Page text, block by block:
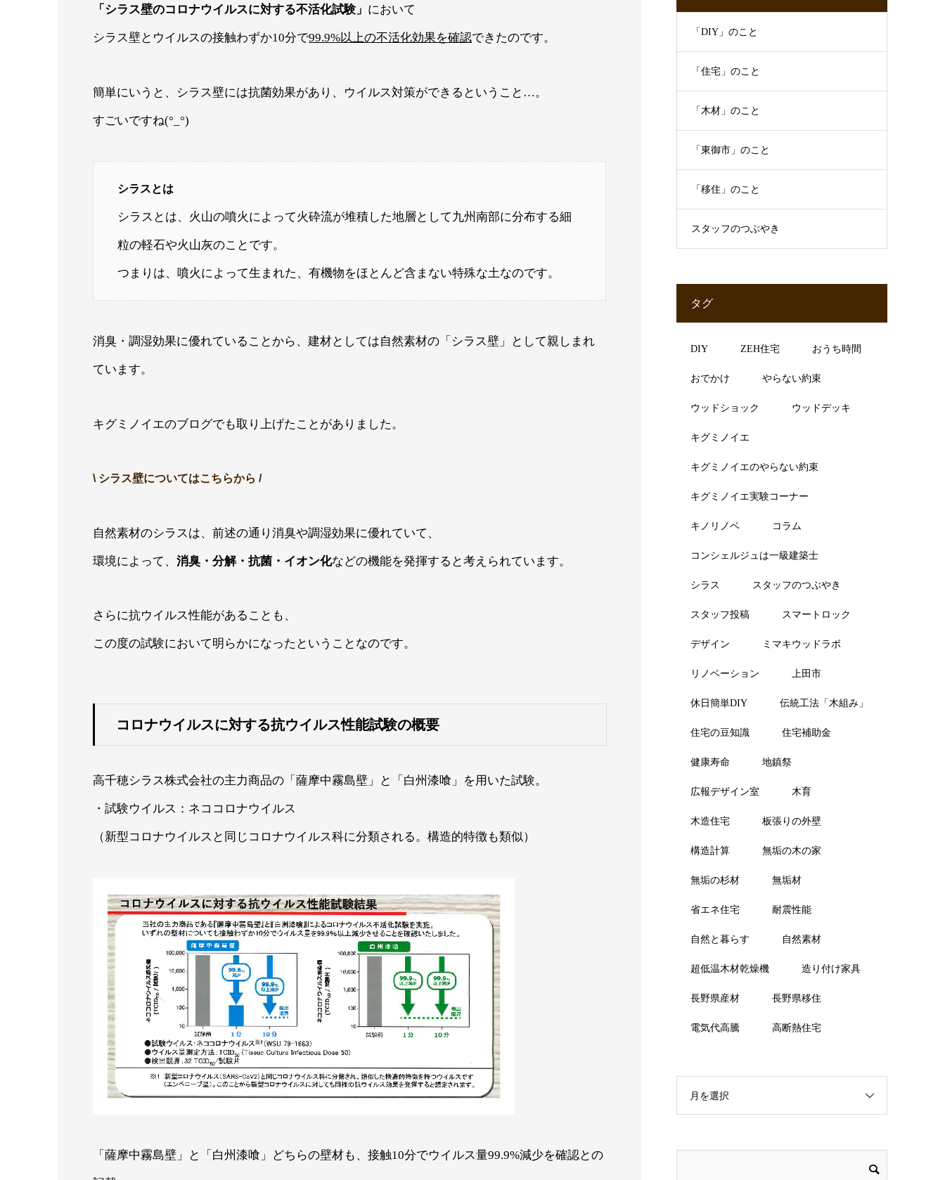
「シラス壁のコロナウイルスに対する不活化試験」 において
シラス壁とウイルスの接触わずか10分で99.9%以上の不活化効果を確認できたのです。
簡単にいうと、シラス壁には抗菌効果があり、ウイルス対策ができるということ…。
すごいですね(°_°)
シラスとは
シラスとは、火山の噴火によって火砕流が堆積した地層として九州南部に分布する細
粒の軽石や火山灰のことです。
つまりは、噴火によって生まれた、有機物をほとんど含まない特殊な土なのです。
消臭・調湿効果に優れていることから、建材としては自然素材の「シラス壁」として親しまれ
ています。
キグミノイエのブログでも取り上げたことがありました。
\ シラス壁についてはこちらから /
自然素材のシラスは、前述の通り消臭や調湿効果に優れていて、
環境によって、 消臭・分解・抗菌・イオン化などの機能を発揮すると考えられています。
さらに抗ウイルス性能があることも、
この度の試験において明らかになったということなのです。
コロナウイルスに対する抗ウイルス性能試験の概要
高千穂シラス株式会社の主力商品の「薩摩中霧島壁」と「白州漆喰」を用いた試験。
・試験ウイルス：ネココロナウイルス
（新型コロナウイルスと同じコロナウイルス科に分類される。構造的特徴も類似）
「薩摩中霧島壁」と「白州漆喰」どちらの壁材も、接触10分でウイルス量99.9%減少を確認との
「DIY」のこと
「住宅」のこと
「木材」のこと
「東御市」のこと
「移住」のこと
スタッフのつぶやき
タグ
DIY ZEH住宅 おうち時間
おでかけ やらない約束
ウッドショック ウッドデッキ
キグミノイエ
キグミノイエのやらない約束
キグミノイエ実験コーナー
キノリノベ コラム
コンシェルジュは一級建築士
シラス スタッフのつぶやき
スタッフ投稿 スマートロック
デザイン ミマキウッドラボ
リノベーション 上田市
休日簡単DIY 伝統工法「木組み」
住宅の豆知識 住宅補助金
健康寿命 地鎮祭
広報デザイン室 木育
木造住宅 板張りの外壁
構造計算 無垢の木の家
無垢の杉材 無垢材
省エネ住宅 耐震性能
自然と暮らす 自然素材
超低温木材乾燥機 造り付け家具
長野県産材 長野県移住
電気代高騰 高断熱住宅
月を選択